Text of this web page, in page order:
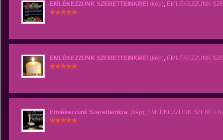
EMLÉKEZZÜNK SZERETTEINKRE! (kép), EMLÉKEZZÜNK
EMLÉKEZZÜNK SZERETTEINKRE! (kép), EMLÉKEZZÜNK
Emlékezzünk Szeretteinkre. (kép), EMLÉKEZZÜNK